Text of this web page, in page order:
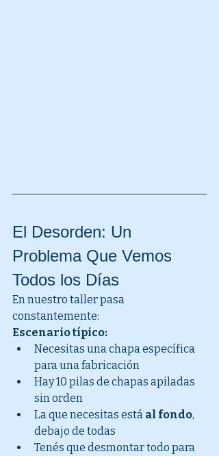
El Desorden: Un
Problema Que Vemos
Todos los Días
En nuestro taller pasa
constantemente:
Escenario típico:
Necesitas una chapa específica
para una fabricación
Hay 10 pilas de chapas apiladas
sin orden
La que necesitas está al fondo,
debajo de todas
Tenés que desmontar todo para